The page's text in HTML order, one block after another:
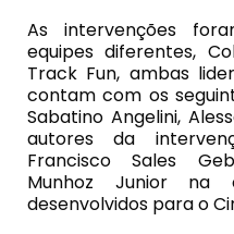
As intervenções
equipes diferentes,
Track Fun, ambas
contam com os
Sabatino Angelini,
autores da
Francisco Sales
Munhoz Junior na
desenvolvidos para o